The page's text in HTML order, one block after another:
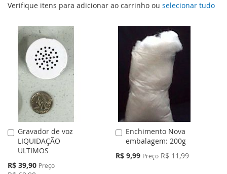
Verifique itens para adicionar ao carrinho ou selecionar tudo
Gravador de voz
LIQUIDAÇÃO
ULTIMOS
Preço
Especial
R$ 39,90 Preço
Adicionar
ao
Carrinho
Enchimento Nova
embalagem: 200g
Preço
R$ 9,99 Preço R$ 11,99
Adicionar
ao
Carrinho